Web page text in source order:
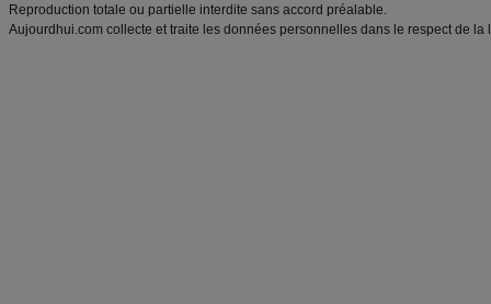
Reproduction totale ou partielle interdite sans accord préalable.
Aujourdhui.com collecte et traite les données personnelles dans le respect de